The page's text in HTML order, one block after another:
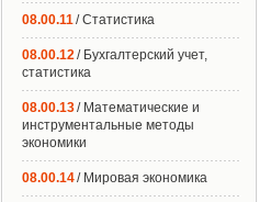
08.00.11/ Статистика
08.00.12/ Бухгалтерский учет,
статистика
08.00.13/ Математические и
инструментальные методы
экономики
08.00.14/ Мировая экономика